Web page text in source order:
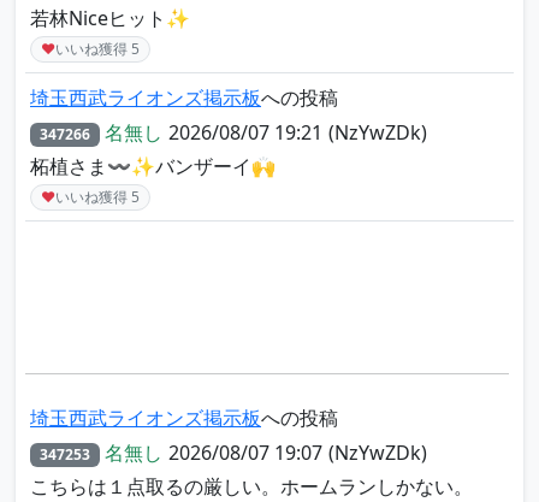
若林Niceヒット✨
♥いいね獲得 5
埼玉西武ライオンズ掲示板への投稿
347266 名無し 2026/08/07 19:21 (NzYwZDk)
柘植さま〰️✨バンザーイ🙌
♥いいね獲得 5
埼玉西武ライオンズ掲示板への投稿
347253 名無し 2026/08/07 19:07 (NzYwZDk)
こちらは１点取るの厳しい。ホームランしかない。